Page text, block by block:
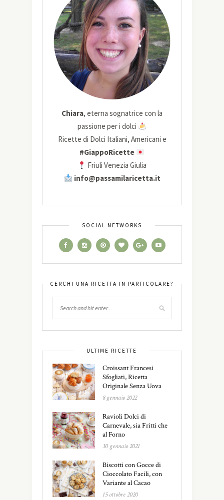
Chiara, eterna sognatrice con la
passione per i dolci
Ricette di Dolci Italiani, Americani e
#GiappoRicette
Friuli Venezia Giulia
info@passamilaricetta.it
SOCIAL NETWORKS
CERCHI UNA RICETTA IN PARTICOLARE?
ULTIME RICETTE
Croissant Francesi
Sfogliati, Ricetta
Originale Senza Uova
8 gennaio 2022
Ravioli Dolci di
Carnevale, sia Fritti che
al Forno
30 gennaio 2021
Biscotti con Gocce di
Cioccolato Facili, con
Variante al Cacao
15 ottobre 2020